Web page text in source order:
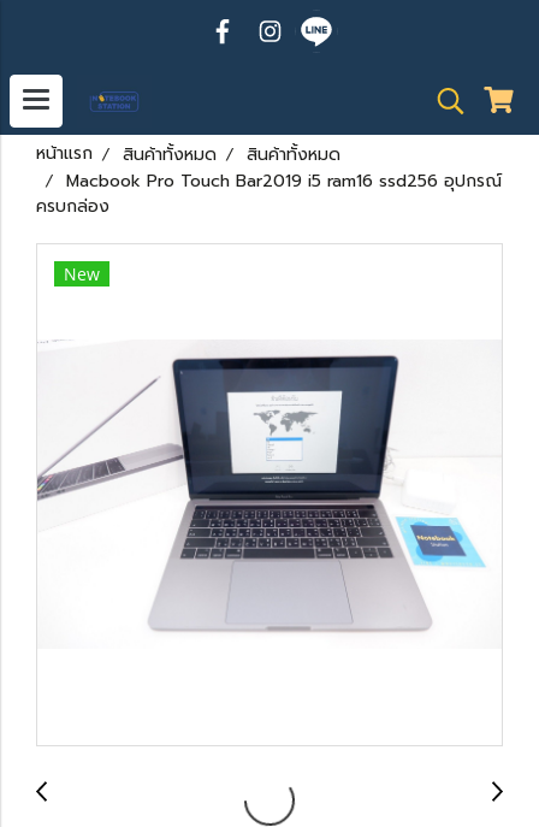
หน้าแรก สินค้าทั้งหมด
สินค้าทั้งหมด
Macbook Pro Touch Bar2019 i5 ram16 ssd256 อุปกรณ์
ครบกล่อง
New